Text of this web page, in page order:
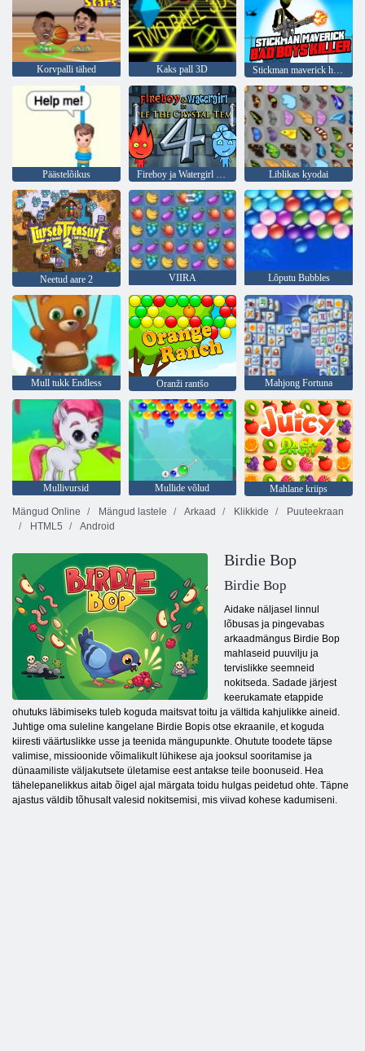
Korvpalli tähed Kaks pall 3D Stickman maverick halb poiste tapja
Päästelõikus Fireboy ja Watergirl 4: kristalltempel Liblikas kyodai
Neetud aare 2 VIIRA Lõputu Bubbles
Mull tukk Endless Oranži rantšo Mahjong Fortuna
Mullivursid Mullide võlud
Mahlane kriips
Mängud Online
Mängud lastele Arkaad Klikkide
Puuteekraan
HTML5
Android
Birdie Bop
Birdie Bop
Aidake näljasel linnul
lõbusas ja pingevabas
arkaadmängus Birdie Bop
mahlaseid puuvilju ja
tervislikke seemneid
nokitseda. Sadade järjest
keerukamate etappide
ohutuks läbimiseks tuleb koguda maitsvat toitu ja vältida kahjulikke aineid.
Juhtige oma suleline kangelane Birdie Bopis otse ekraanile, et koguda
kiiresti väärtuslikke usse ja teenida mängupunkte. Ohutute toodete täpse
valimise, missioonide võimalikult lühikese aja jooksul sooritamise ja
dünaamiliste väljakutsete ületamise eest antakse teile boonuseid. Hea
tähelepanelikkus aitab õigel ajal märgata toidu hulgas peidetud ohte. Täpne
ajastus väldib tõhusalt valesid nokitsemisi, mis viivad kohese kadumiseni.